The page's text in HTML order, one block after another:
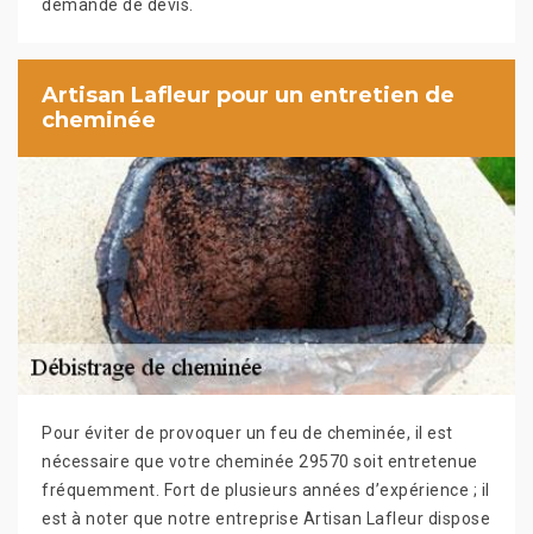
demande de devis.
Artisan Lafleur pour un entretien de
cheminée
Pour éviter de provoquer un feu de cheminée, il est
nécessaire que votre cheminée 29570 soit entretenue
fréquemment. Fort de plusieurs années d’expérience ; il
est à noter que notre entreprise Artisan Lafleur dispose